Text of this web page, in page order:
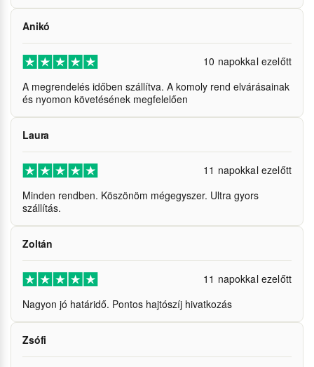
Anikó
10 napokkal ezelőtt
A megrendelés időben szállítva. A komoly rend elvárásainak
és nyomon követésének megfelelően
Laura
11 napokkal ezelőtt
Minden rendben. Köszönöm mégegyszer. Ultra gyors
szállítás.
Zoltán
11 napokkal ezelőtt
Nagyon jó határidő. Pontos hajtószíj hivatkozás
Zsófi